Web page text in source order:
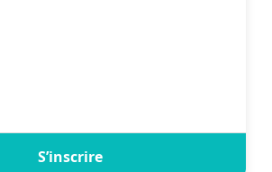
S’inscrire